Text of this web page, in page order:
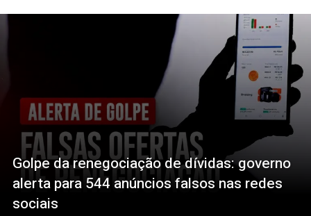
Golpe da renegociação de dívidas: governo
alerta para 544 anúncios falsos nas redes
sociais